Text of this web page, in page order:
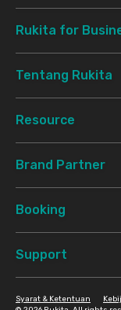
Rukita for
Tentang Rukita
Resource
Brand Partner
Booking
Support
Syarat & Ketentuan